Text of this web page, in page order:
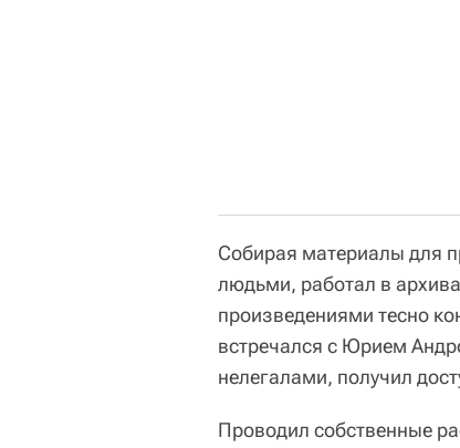
Собирая материалы для
людьми, работал в
произведениями тесно
встречался с Юрием
нелегалами, получил
Проводил собственные